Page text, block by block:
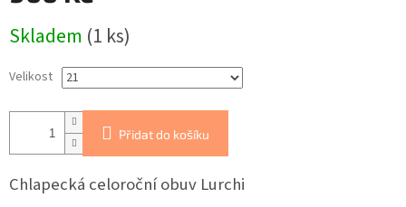
cena:
Skladem (1 ks)
Velikost
Přidat do košíku
Chlapecká celoroční obuv Lurchi